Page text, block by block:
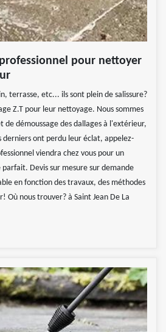
pour nettoyer
terrasse, etc... ils sont plein de salissure?
Z.T pour leur nettoyage. Nous sommes
de démoussage des dallages à l'extérieur,
derniers ont perdu leur éclat, appelez-
viendra chez vous pour un
Devis sur mesure sur demande
en fonction des travaux, des méthodes
Où nous trouver? à Saint Jean De La